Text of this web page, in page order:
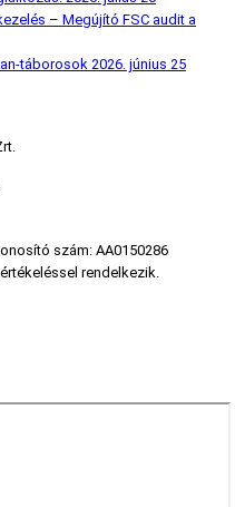
– Megújító FSC audit a
táborosok 2026. június 25
szám: AA0150286
rendelkezik.